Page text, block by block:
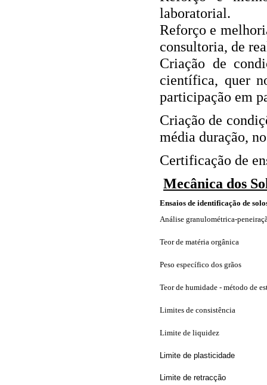
laboratorial.
Reforço e
consultoria, de
Criação de
científica, quer
participação em
Criação de
média duração,
Certificação de
Mecânica dos
Ensaios de identificação de
Análise granulométrica-
Teor de matéria orgânica
Peso específico dos grãos
Teor de humidade - método de
Limites de consistência
Limite de liquidez
Limite de plasticidade
Limite de retracção